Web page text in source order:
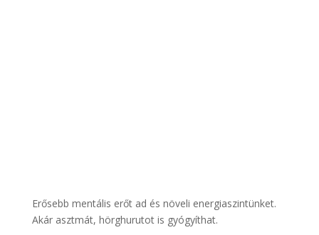
Erősebb mentális erőt ad és növeli energiaszintünket.
Akár asztmát, hörghurutot is gyógyíthat.